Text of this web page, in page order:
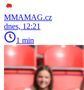
MMAMAG.cz
dnes, 12:21
1 min